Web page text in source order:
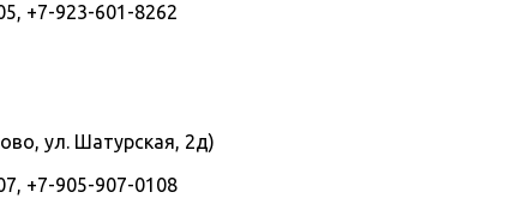
+7-923-601-8262
ул. Шатурская, 2д)
+7-905-907-0108